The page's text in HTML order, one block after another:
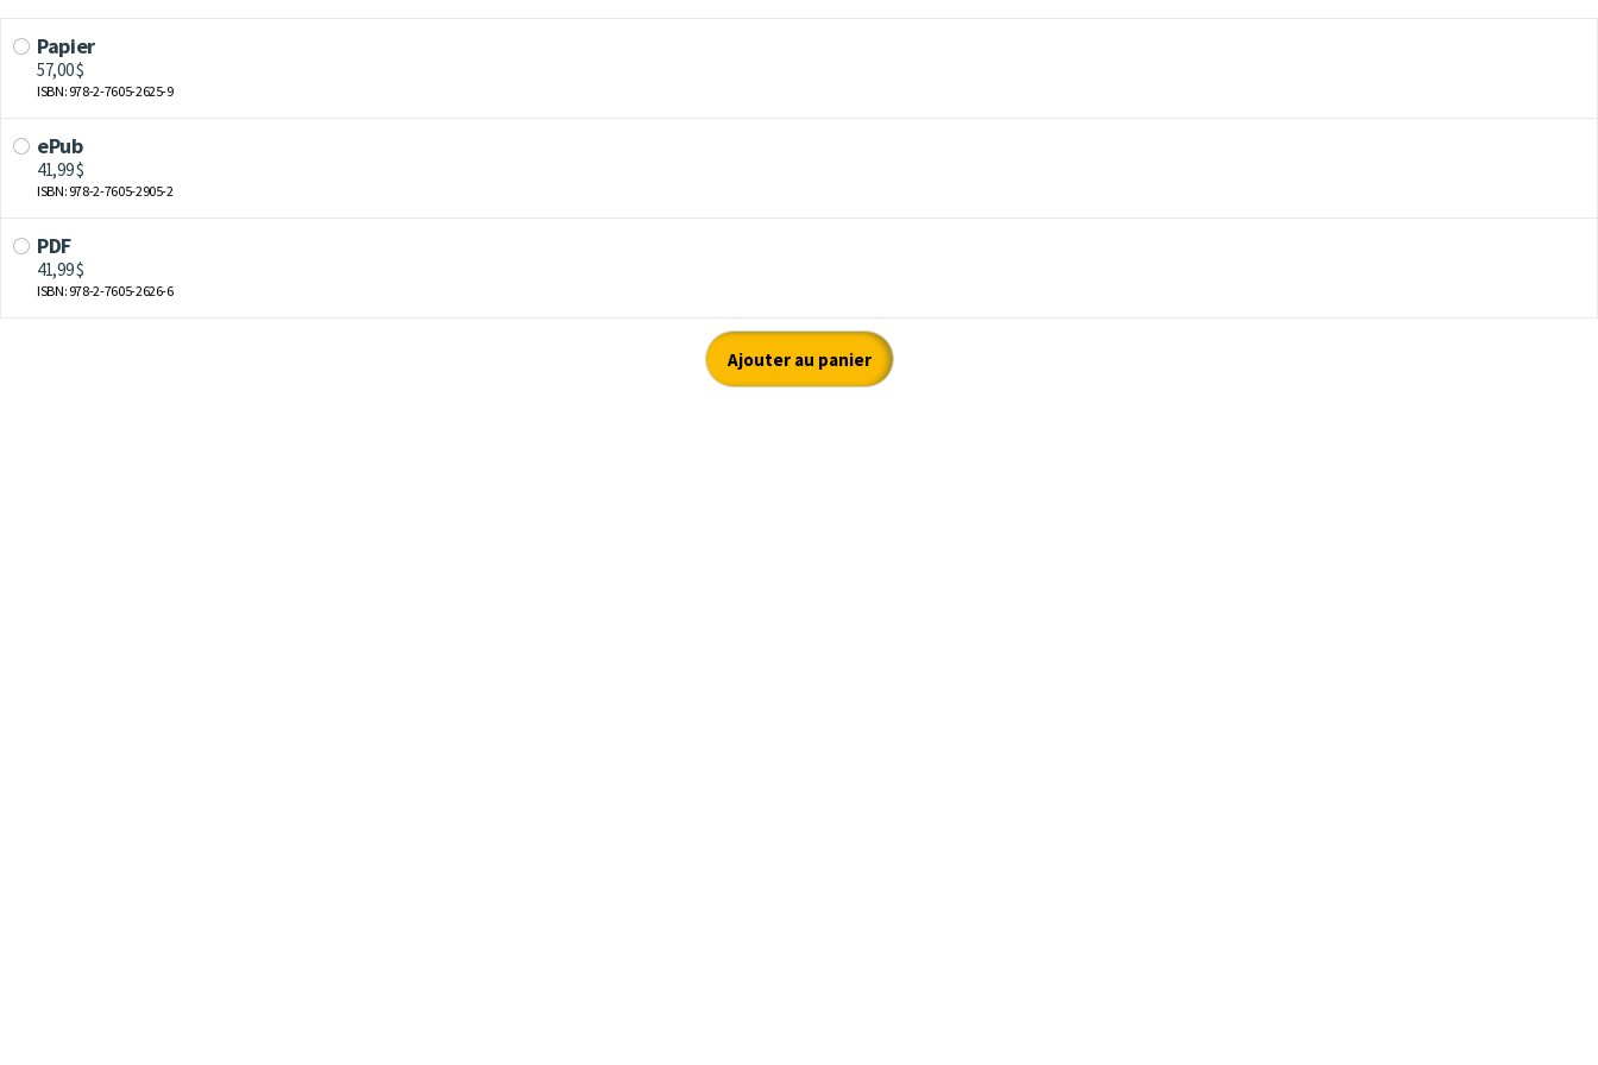
Papier
57,00 $
ISBN: 978-2-7605-2625-9
ePub
41,99 $
ISBN: 978-2-7605-2905-2
PDF
41,99 $
ISBN: 978-2-7605-2626-6
Ajouter au panier